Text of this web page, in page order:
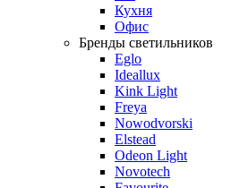
Кухня
Офис
Бренды светильников
Eglo
Ideallux
Kink Light
Freya
Nowodvorski
Elstead
Odeon Light
Novotech